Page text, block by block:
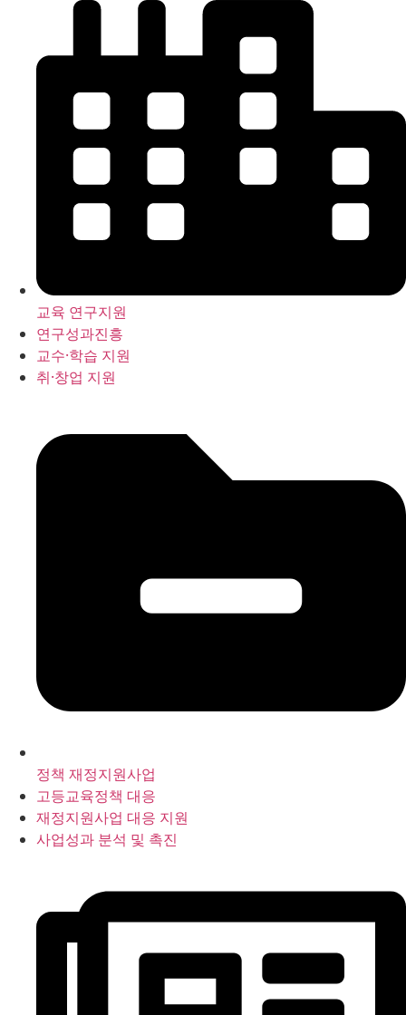
교육 연구지원
연구성과진흥
교수·학습 지원
취·창업 지원
정책 재정지원사업
고등교육정책 대응
재정지원사업 대응 지원
사업성과 분석 및 촉진